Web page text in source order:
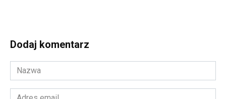
Dodaj komentarz
Nazwa
*
Adres